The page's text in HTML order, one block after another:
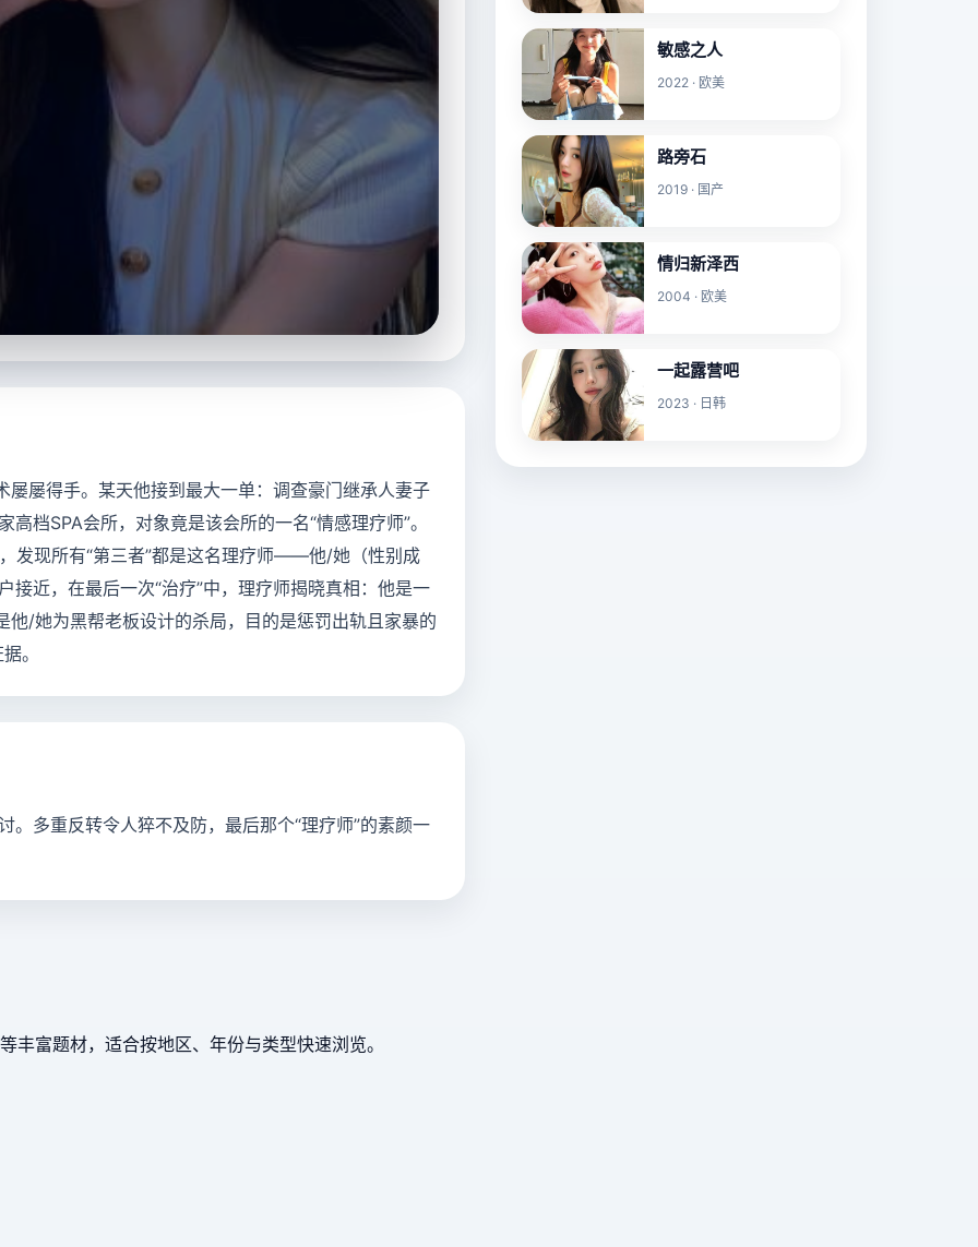
屡屡得手。某天他接到最大一单：调查豪门继承人妻子
档SPA会所，对象竟是该会所的一名“情感理疗师”。
发现所有“第三者”都是这名理疗师——他/她（性别成
近，在最后一次“治疗”中，理疗师揭晓真相：他是一
他/她为黑帮老板设计的杀局，目的是惩罚出轨且家暴的
。
多重反转令人猝不及防，最后那个“理疗师”的素颜一
敏感之人
2022 · 欧美
路旁石
2019 · 国产
情归新泽西
2004 · 欧美
一起露营吧
2023 · 日韩
富题材，适合按地区、年份与类型快速浏览。